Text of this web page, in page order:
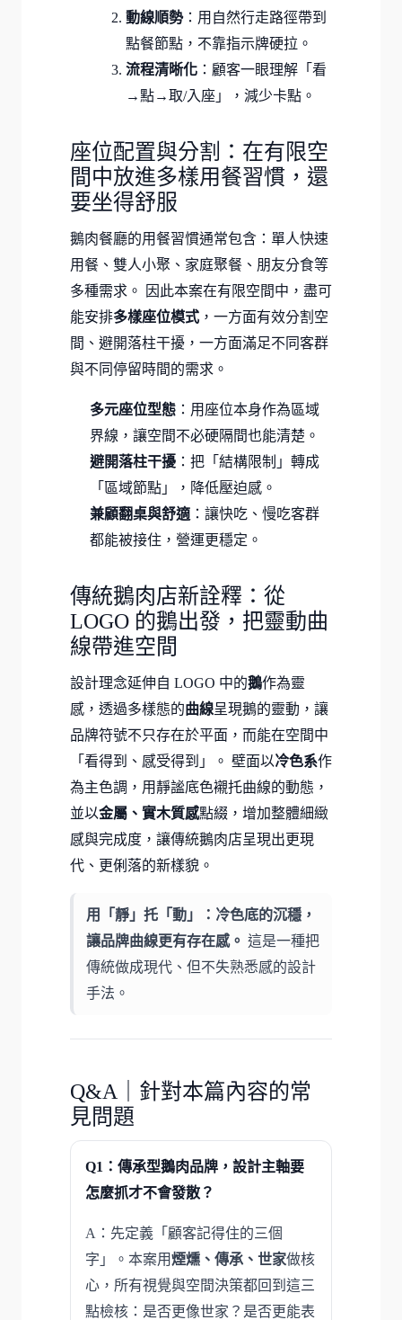
動線順勢：用自然行走路徑帶到
點餐節點，不靠指示牌硬拉。
流程清晰化 ：顧客一眼理解「看
→點→取/入座」，減少卡點。
座位配置與分割：在有限空
間中放進多樣用餐習慣，還
要坐得舒服
鵝肉餐廳的用餐習慣通常包含：單人快速
用餐、雙人小聚、家庭聚餐、朋友分食等
多種需求。 因此本案在有限空間中，盡可
能安排多樣座位模式 ，一方面有效分割空
間、避開落柱干擾，一方面滿足不同客群
與不同停留時間的需求。
多元座位型態 ：用座位本身作為區域
界線，讓空間不必硬隔間也能清楚。
避開落柱干擾 ：把「結構限制」轉成
「區域節點」，降低壓迫感。
兼顧翻桌與舒適 ：讓快吃、慢吃客群
都能被接住，營運更穩定。
傳統鵝肉店新詮釋：從
LOGO 的鵝出發，把靈動曲
線帶進空間
設計理念延伸自 LOGO 中的鵝作為靈
感，透過多樣態的曲線呈現鵝的靈動，讓
品牌符號不只存在於平面，而能在空間中
「看得到、感受得到」。 壁面以冷色系作
為主色調，用靜謐底色襯托曲線的動態，
並以金屬、實木質感點綴，增加整體細緻
感與完成度，讓傳統鵝肉店呈現出更現
代、更俐落的新樣貌。
用「靜」托「動」：冷色底的沉穩，
讓品牌曲線更有存在感。 這是一種把
傳統做成現代、但不失熟悉感的設計
手法。
Q&A｜針對本篇內容的常
見問題
Q1：傳承型鵝肉品牌，設計主軸要
怎麼抓才不會發散？
A：先定義「顧客記得住的三個
字」。本案用煙燻、傳承、世家做核
心，所有視覺與空間決策都回到這三
點檢核：是否更像世家？是否更能表